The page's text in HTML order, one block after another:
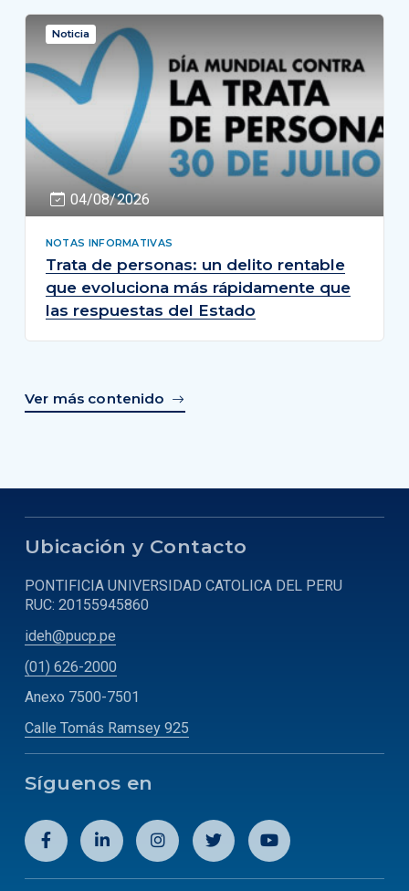
Noticia
04/08/2026
NOTAS INFORMATIVAS
Trata de personas: un delito rentable
que evoluciona más rápidamente que
las respuestas del Estado
Ver más contenido
Ubicación y Contacto
PONTIFICIA UNIVERSIDAD CATOLICA DEL PERU
RUC: 20155945860
ideh@pucp.pe
(01) 626-2000
Anexo 7500-7501
Calle Tomás Ramsey 925
Síguenos en